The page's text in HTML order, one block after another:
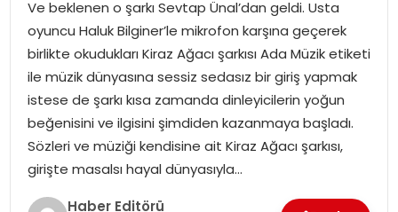
TEKNOLOJI
EĞITIM
MAGAZIN
SPOR
YAŞAM
Ve beklenen o şarkı Sevtap Ünal’dan geldi. Usta
oyuncu Haluk Bilginer’le mikrofon karşına geçerek
birlikte okudukları Kiraz Ağacı şarkısı Ada Müzik etiketi
ile müzik dünyasına sessiz sedasız bir giriş yapmak
istese de şarkı kısa zamanda dinleyicilerin yoğun
beğenisini ve ilgisini şimdiden kazanmaya başladı.
Sözleri ve müziği kendisine ait Kiraz Ağacı şarkısı,
girişte masalsı hayal dünyasıyla…
Haber Editörü